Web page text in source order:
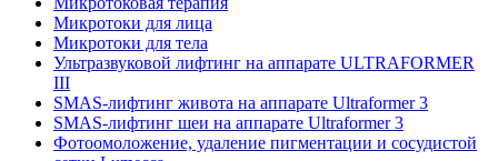
Микротоки для лица
Микротоки для тела
Ультразвуковой лифтинг на аппарате ULTRAFORMER
III
SMAS-лифтинг живота на аппарате Ultraformer 3
SMAS-лифтинг шеи на аппарате Ultraformer 3
Фотоомоложение, удаление пигментации и сосудистой